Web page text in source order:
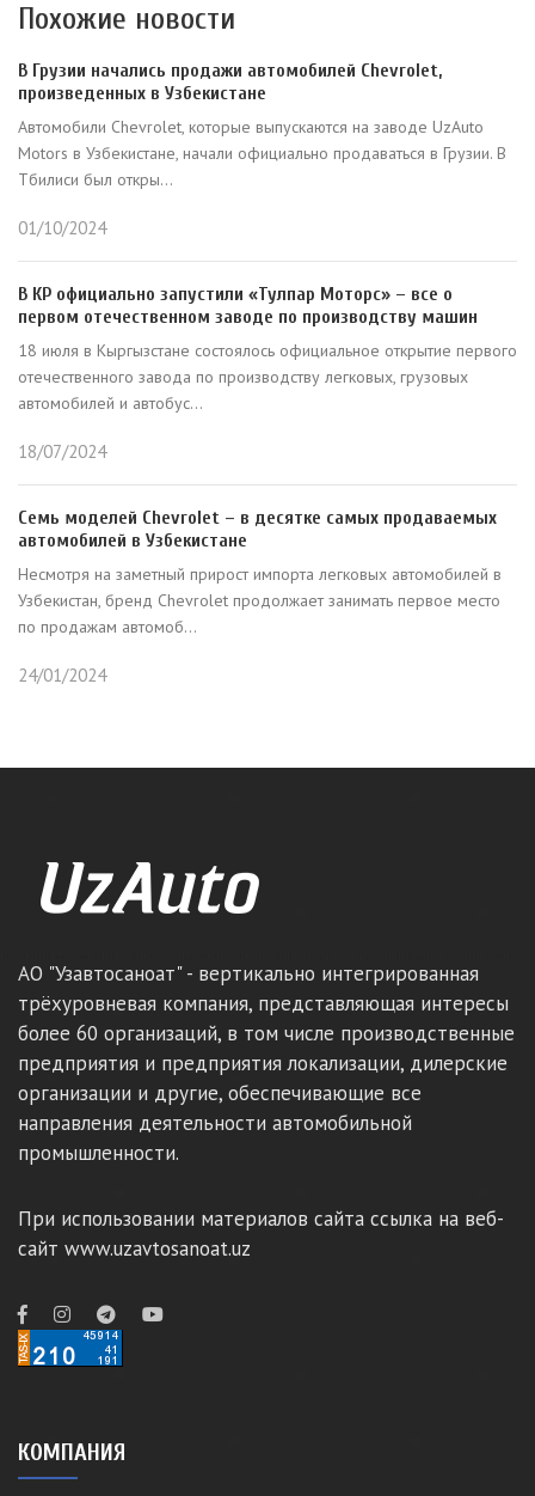
Похожие новости
В Грузии начались продажи автомобилей Chevrolet,
произведенных в Узбекистане
Автомобили Chevrolet, которые выпускаются на заводе UzAuto
Motors в Узбекистане, начали официально продаваться в Грузии. В
Тбилиси был откры...
01/10/2024
В КР официально запустили «Тулпар Моторс» – все о
первом отечественном заводе по производству машин
18 июля в Кыргызстане состоялось официальное открытие первого
отечественного завода по производству легковых, грузовых
автомобилей и автобус...
18/07/2024
Семь моделей Chevrolet – в десятке самых продаваемых
автомобилей в Узбекистане
Несмотря на заметный прирост импорта легковых автомобилей в
Узбекистан, бренд Chevrolet продолжает занимать первое место
по продажам автомоб...
24/01/2024
АО "Узавтосаноат" - вертикально интегрированная
трёхуровневая компания, представляющая интересы
более 60 организаций, в том числе производственные
предприятия и предприятия локализации, дилерские
организации и другие, обеспечивающие все
направления деятельности автомобильной
промышленности.
При использовании материалов сайта ссылка на веб-
сайт www.uzavtosanoat.uz
КОМПАНИЯ